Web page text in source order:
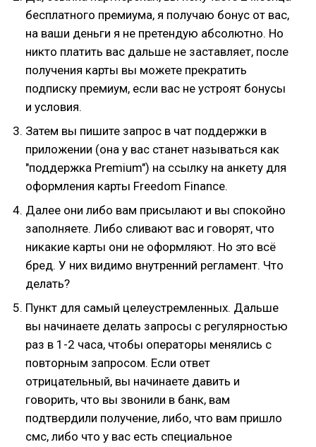
бесплатного премиума, я получаю бонус от вас,
на ваши деньги я не претендую абсолютно. Но
никто платить вас дальше не заставляет, после
получения карты вы можете прекратить
подписку премиум, если вас не устроят бонусы
и условия.
Затем вы пишите запрос в чат поддержки в
приложении (она у вас станет называться как
"поддержка Premium") на ссылку на анкету для
оформления карты Freedom Finance.
Далее они либо вам присылают и вы спокойно
заполняете. Либо сливают вас и говорят, что
никакие карты они не оформляют. Но это всё
бред. У них видимо внутренний регламент. Что
делать?
Пункт для самый целеустремленных. Дальше
вы начинаете делать запросы с регулярностью
раз в 1-2 часа, чтобы операторы менялись с
повторным запросом. Если ответ
отрицательный, вы начинаете давить и
говорить, что вы звонили в банк, вам
подтвердили получение, либо, что вам пришло
смс, либо что у вас есть специальное